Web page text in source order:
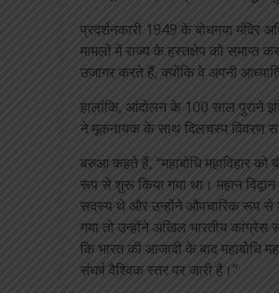
प्रदर्शनकारी 1949 के बोधगया मंदिर
मामलों में राज्य के हस्तक्षेप को समाप्त
उजागर करते हैं, क्योंकि वे अपनी
हालांकि, आंदोलन के 100 साल पुराने
ने मूकनायक के साथ दिलचस्प विवरण
बरुआ कहते हैं, “महाबोधि महाविहार को
रूप से शुरू किया गया था। महान
सदस्य थे और उन्होंने औपचारिक रूप से
गया तो उन्होंने अखिल भारतीय कांग्रेस
कि भारत की आजादी के बाद महाबोधि
संघर्ष वैश्विक स्तर पर जारी है।”